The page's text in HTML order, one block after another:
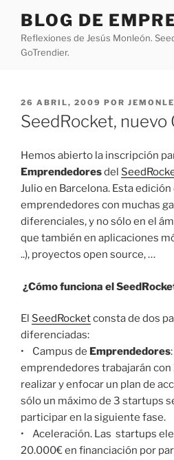
contenido
BLOG DE
Reflexiones de Jesús Monleón.
GoTrendier.
PUBLICADO
EL
26 ABRIL, 2009 POR
SeedRocket, nuevo
Hemos abierto la inscripción
Emprendedoresdel
Julio en Barcelona. Esta
emprendedores con muchas
diferenciales, y no sólo en el
que también en aplicaciones
..), proyectos open source, …
¿Cómo funciona el
El SeedRocketconsta de dos
diferenciadas:
• Campus de Emprendedores
emprendedores trabajarán con
realizar y enfocar un plan de
sólo un máximo de 3 startups
participar en la siguiente fase.
• Aceleración. Las startups
20.000€ en financiación por